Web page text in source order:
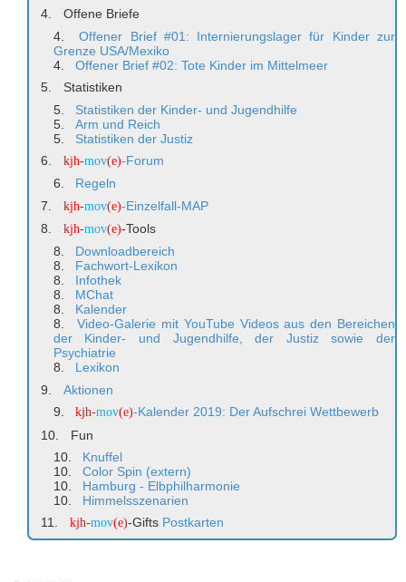
Offene Briefe
Offener Brief #01: Internierungslager für Kinder zur
Grenze USA/Mexiko
Offener Brief #02: Tote Kinder im Mittelmeer
Statistiken
Statistiken der Kinder- und Jugendhilfe
Arm und Reich
Statistiken der Justiz
kjh-mov(e)-Forum
Regeln
kjh-mov(e)-Einzelfall-MAP
kjh-mov(e)-Tools
Downloadbereich
Fachwort-Lexikon
Infothek
MChat
Kalender
Video-Galerie mit YouTube Videos aus den Bereichen
der Kinder- und Jugendhilfe, der Justiz sowie der
Psychiatrie
Lexikon
Aktionen
kjh-mov(e)-Kalender 2019: Der Aufschrei Wettbewerb
Fun
Knuffel
Color Spin (extern)
Hamburg - Elbphilharmonie
Himmelsszenarien
kjh-mov(e)-Gifts Postkarten